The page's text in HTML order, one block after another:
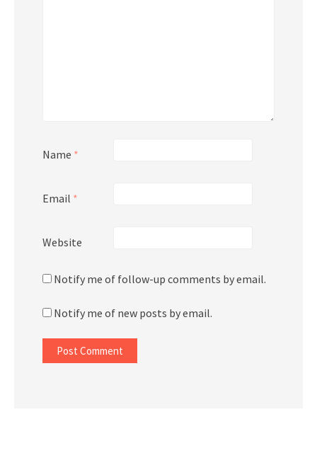
Name *
Email *
Website
Notify me of follow-up comments by email.
Notify me of new posts by email.